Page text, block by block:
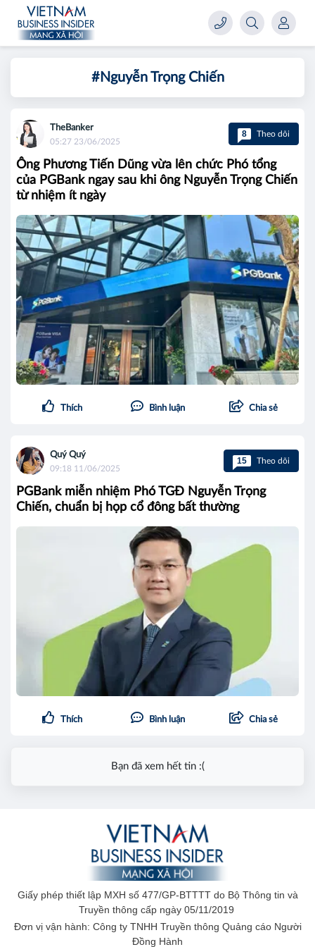
#Nguyễn Trọng Chiến
TheBanker
05:27 23/06/2025
8 Theo dõi
Ông Phương Tiến Dũng vừa lên chức Phó tổng
của PGBank ngay sau khi ông Nguyễn Trọng Chiến
từ nhiệm ít ngày
Thích Bình luận Chia sẻ
Quý Quý
09:18 11/06/2025
15 Theo dõi
PGBank miễn nhiệm Phó TGĐ Nguyễn Trọng
Chiến, chuẩn bị họp cổ đông bất thường
Thích Bình luận Chia sẻ
Bạn đã xem hết tin :(
Giấy phép thiết lập MXH số 477/GP-BTTTT do Bộ Thông tin và
Truyền thông cấp ngày 05/11/2019
Đơn vị vận hành: Công ty TNHH Truyền thông Quảng cáo Người
Đồng Hành